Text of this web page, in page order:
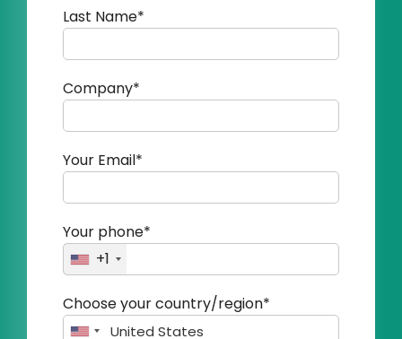
Last Name*
Company*
Your Email*
Your phone*
+1
Choose your country/region*